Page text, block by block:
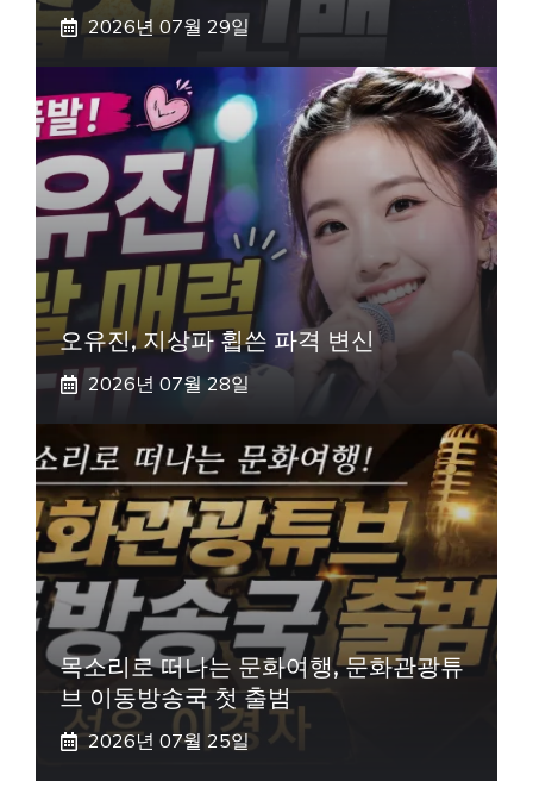
2026년 07월 29일
오유진, 지상파 휩쓴 파격 변신
2026년 07월 28일
목소리로 떠나는 문화여행, 문화관광튜
브 이동방송국 첫 출범
2026년 07월 25일